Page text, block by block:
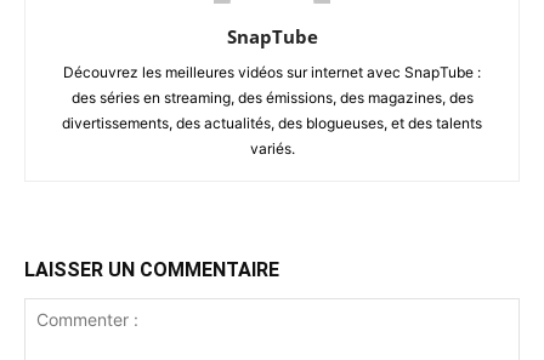
SnapTube
Découvrez les meilleures vidéos sur internet avec SnapTube :
des séries en streaming, des émissions, des magazines, des
divertissements, des actualités, des blogueuses, et des talents
variés.
LAISSER UN COMMENTAIRE